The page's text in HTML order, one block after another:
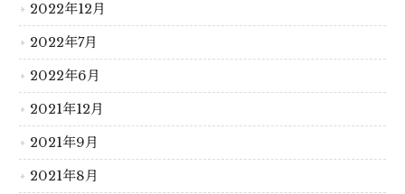
2022年12月
2022年7月
2022年6月
2021年12月
2021年9月
2021年8月